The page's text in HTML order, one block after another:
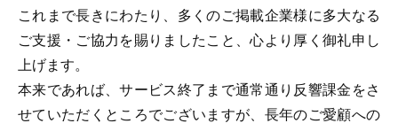
これまで長きにわたり、多くのご掲載企業様に多大なる
ご支援・ご協力を賜りましたこと、心より厚く御礼申し
上げます。
本来であれば、サービス終了まで通常通り反響課金をさ
せていただくところでございますが、長年のご愛顧への